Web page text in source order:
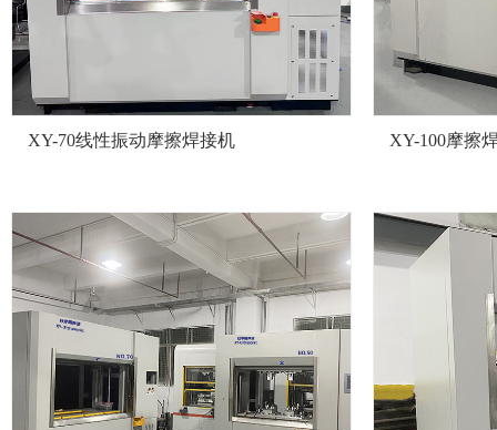
XY-70线性振动摩擦焊接机 XY-100摩擦